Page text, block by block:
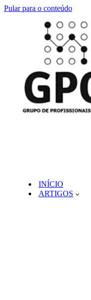
Pular para o conteúdo
INÍCIO
ARTIGOS